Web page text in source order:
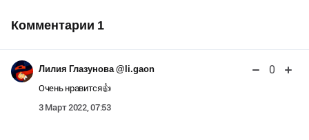
Комментарии 1
Лилия Глазунова @li.gaon 0
Очень нравится👍
3 Март 2022, 07:53